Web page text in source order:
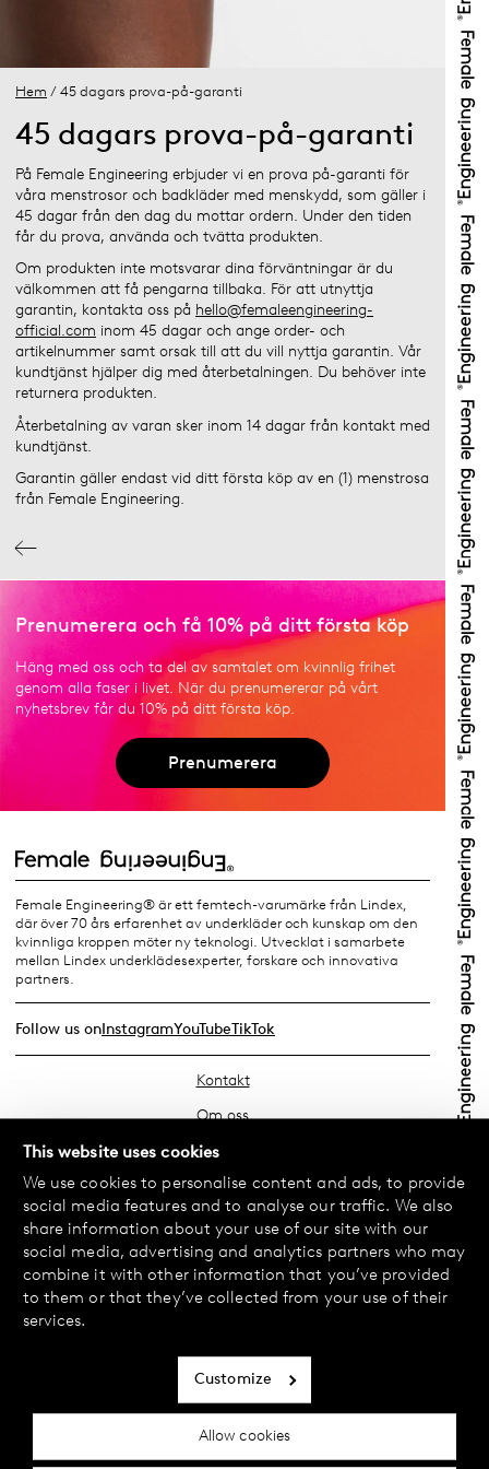
This website uses cookies
We use cookies to personalise content and ads, to provide
social media features and to analyse our traffic. We also
share information about your use of our site with our
social media, advertising and analytics partners who may
combine it with other information that you’ve provided
to them or that they’ve collected from your use of their
services.
Allow cookies
Customize
Hem / 45 dagars prova-på-garanti
45 dagars prova-på-garanti
På Female Engineering erbjuder vi en prova på-garanti för
våra menstrosor och badkläder med menskydd, som gäller i
45 dagar från den dag du mottar ordern. Under den tiden
får du prova, använda och tvätta produkten.
Om produkten inte motsvarar dina förväntningar är du
välkommen att få pengarna tillbaka. För att utnyttja
garantin, kontakta oss på hello@femaleengineering-
official.com inom 45 dagar och ange order- och
artikelnummer samt orsak till att du vill nyttja garantin. Vår
kundtjänst hjälper dig med återbetalningen. Du behöver inte
returnera produkten.
Återbetalning av varan sker inom 14 dagar från kontakt med
kundtjänst.
Garantin gäller endast vid ditt första köp av en (1) menstrosa
från Female Engineering.
Prenumerera och få 10% på ditt första köp
Häng med oss och ta del av samtalet om kvinnlig frihet
genom alla faser i livet. När du prenumererar på vårt
nyhetsbrev får du 10% på ditt första köp.
Prenumerera
Female Engineering® är ett femtech-varumärke från Lindex,
där över 70 års erfarenhet av underkläder och kunskap om den
kvinnliga kroppen möter ny teknologi. Utvecklat i samarbete
mellan Lindex underklädesexperter, forskare och innovativa
partners.
Follow us onInstagramYouTubeTikTok
Kontakt
Om oss
Hitta din butik
FAQ
Köpvillkor
Integritetspolicy
Byte & Retur
Cookiepolicy
Cookie inställningar